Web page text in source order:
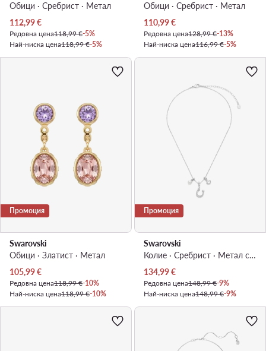
Обици · Сребрист · Mетал
Актуална цена
112,99€
Редовна цена118,99 €-5%
Най-ниска цена118,99 €-5%
Обици · Сребрист · Mетал
Актуална цена
110,99€
Редовна цена128,99 €-13%
Най-ниска цена116,99 €-5%
Промоция
Swarovski
Обици · Златист · Mетал
Актуална цена
105,99€
Редовна цена118,99 €-10%
Най-ниска цена118,99 €-10%
Промоция
Swarovski
Колие · Сребрист · Метал с родиево покритие
Актуална цена
134,99€
Редовна цена148,99 €-9%
Най-ниска цена148,99 €-9%